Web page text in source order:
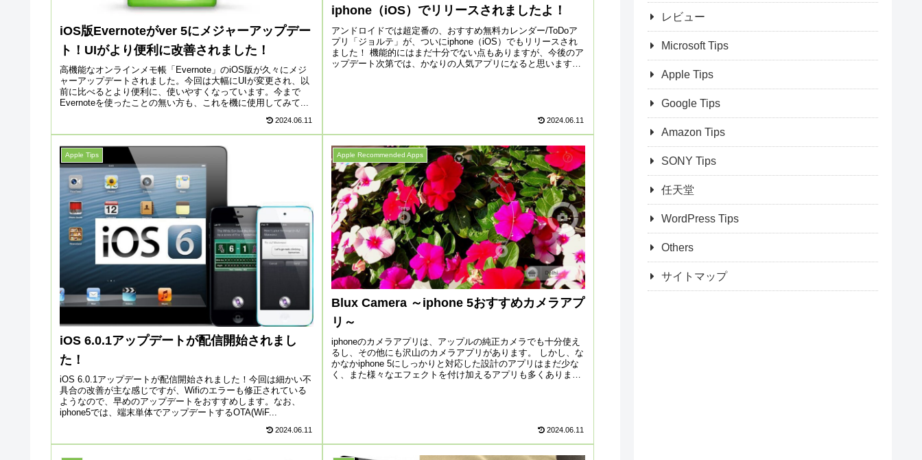
iOS版Evernoteがver 5にメジャーアップデー
ト！UIがより便利に改善されました！
高機能なオンラインメモ帳「Evernote」のiOS版が久々にメジ
ャーアップデートされました。今回は大幅にUIが変更され、以
前に比べるとより便利に、使いやすくなっています。今まで
Evernoteを使ったことの無い方も、これを機に使用してみて...
2024.06.11
iphone（iOS）でリリースされましたよ！
アンドロイドでは超定番の、おすすめ無料カレンダー/ToDoア
プリ「ジョルテ」が、ついにiphone（iOS）でもリリースされ
ました！ 機能的にはまだ十分でない点もありますが、今後のア
ップデート次第では、かなりの人気アプリになると思います。
2024.06.11
Apple Tips
iOS 6.0.1アップデートが配信開始されまし
た！
iOS 6.0.1アップデートが配信開始されました！今回は細かい不
具合の改善が主な感じですが、Wifiのエラーも修正されている
ようなので、早めのアップデートをおすすめします。なお、
iphone5では、端末単体でアップデートするOTA(WiF...
2024.06.11
Apple Recommended Apps
Blux Camera ～iphone 5おすすめカメラアプ
リ～
iphoneのカメラアプリは、アップルの純正カメラでも十分使え
るし、その他にも沢山のカメラアプリがあります。 しかし、な
かなかiphone 5にしっかりと対応した設計のアプリはまだ少な
く、また様々なエフェクトを付け加えるアプリも多くありま
2024.06.11
レビュー
Microsoft Tips
Apple Tips
Google Tips
Amazon Tips
SONY Tips
任天堂
WordPress Tips
Others
サイトマップ